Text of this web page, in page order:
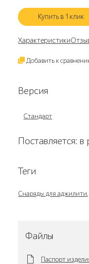
Купить в 1 клик
Характеристики
Добавить к
Версия
Стандарт
Поставляется:
Теги
Снаряды для аджилити,
Файлы
Паспорт